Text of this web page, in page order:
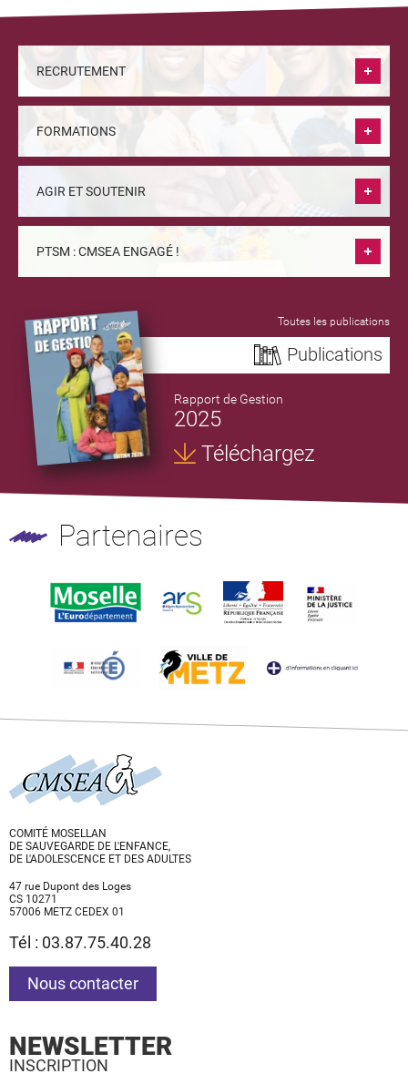
RECRUTEMENT
FORMATIONS
AGIR ET SOUTENIR
PTSM : CMSEA ENGAGÉ !
Toutes les publications
Publications
Rapport de Gestion
2025
Téléchargez
Partenaires
COMITÉ MOSELLAN
DE SAUVEGARDE DE L'ENFANCE,
DE L'ADOLESCENCE ET DES ADULTES
47 rue Dupont des Loges
CS 10271
57006 METZ CEDEX 01
Tél : 03.87.75.40.28
Nous contacter
NEWSLETTER
INSCRIPTION